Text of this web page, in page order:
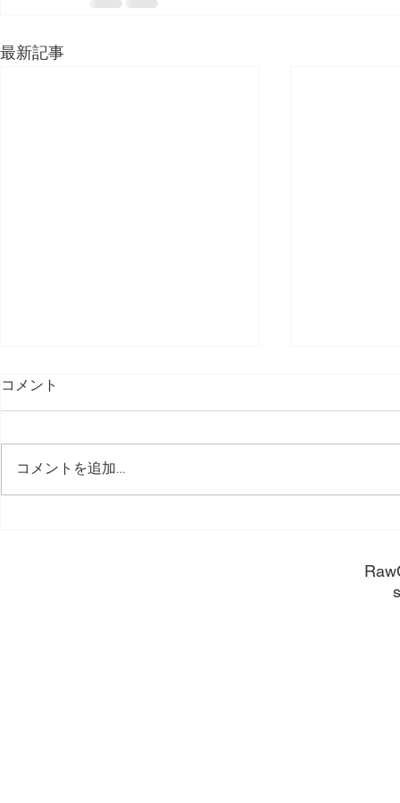
最新記事
長く使うために。
コメント
コメントを追加…